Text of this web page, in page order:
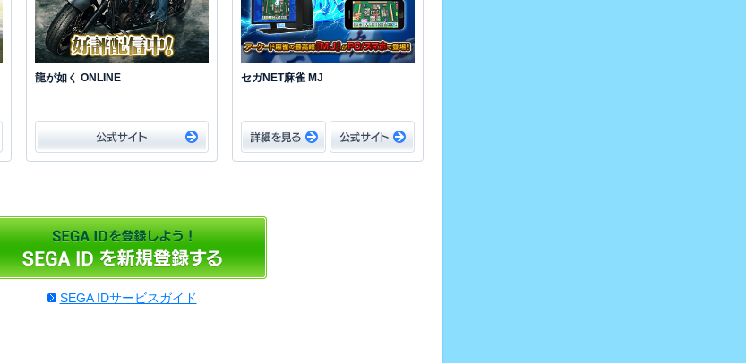
龍が如く ONLINE セガNET麻雀 MJ
SEGA IDサービスガイド